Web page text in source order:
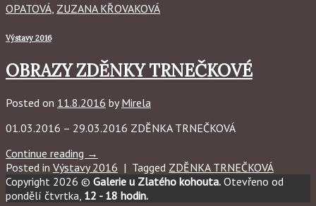
OPATOVÁ ZUZANA KŘOVAKOVÁ
Výstavy 2016
OBRAZY ZDĚNKY TRNEČKOVÉ
Posted on 11.8.2016 byMirela
01.03.2016 – 29.03.2016 ZDĚNKA TRNEČKOVÁ
Continue reading →
Posted in Výstavy 2016 | Tagged ZDĚNKA TRNEČKOVÁ
Copyright 2026 © Galerie u Zlatého kohouta. Otevřeno od
pondělí čtvrtka, 12 - 18 hodin.